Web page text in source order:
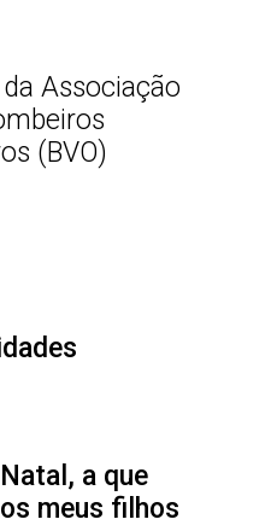
Associação
(BVO)
a que
meus filhos